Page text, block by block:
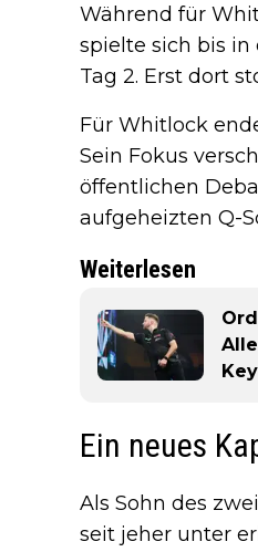
Während für
spielte sich bis in
Tag 2. Erst dort
Für Whitlock
Sein Fokus
öffentlichen
aufgeheizten Q-
Weiterlesen
Ein neues
Als Sohn des
seit jeher unter